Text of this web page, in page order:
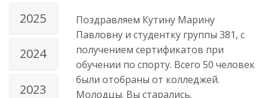
2025
2024
2023
Поздравляем Кутину Марину
Павловну и студентку группы 381, с
получением сертификатов при
обучении по спорту. Всего 50 человек
были отобраны от колледжей.
Молодцы. Вы старались.